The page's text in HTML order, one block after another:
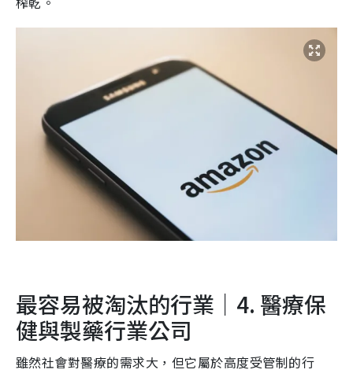
最容易被淘汰的行業｜4. 醫療保
健與製藥行業公司
雖然社會對醫療的需求大，但它屬於高度受管制的行